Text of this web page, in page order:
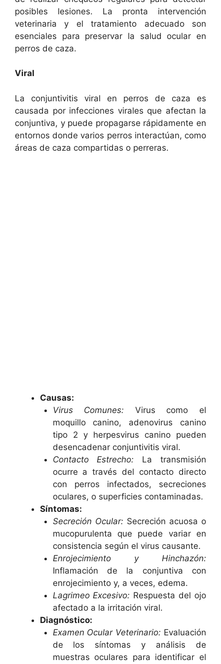
posibles lesiones. La pronta intervención
veterinaria y el tratamiento adecuado son
esenciales para preservar la salud ocular en
perros de caza.
Viral
La conjuntivitis viral en perros de caza es
causada por infecciones virales que afectan la
conjuntiva, y puede propagarse rápidamente en
entornos donde varios perros interactúan, como
áreas de caza compartidas o perreras.
Causas:
Virus Comunes: Virus como el
moquillo canino, adenovirus canino
tipo 2 y herpesvirus canino pueden
desencadenar conjuntivitis viral.
Contacto Estrecho: La transmisión
ocurre a través del contacto directo
con perros infectados, secreciones
oculares, o superficies contaminadas.
Síntomas:
Secreción Ocular: Secreción acuosa o
mucopurulenta que puede variar en
consistencia según el virus causante.
Enrojecimiento y Hinchazón:
Inflamación de la conjuntiva con
enrojecimiento y, a veces, edema.
Lagrimeo Excesivo: Respuesta del ojo
afectado a la irritación viral.
Diagnóstico:
Examen Ocular Veterinario: Evaluación
de los síntomas y análisis de
muestras oculares para identificar el